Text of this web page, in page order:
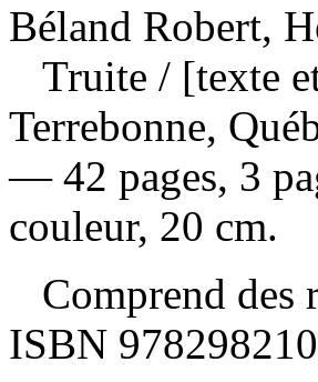
Béland Robert,
Truite / [texte
Terrebonne,
— 42 pages, 3
couleur, 20 cm.
Comprend des
ISBN